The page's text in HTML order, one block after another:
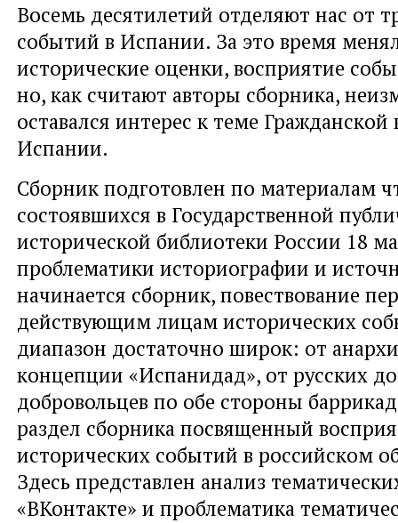
Восемь десятилетий отделяют нас от
событий в Испании. За это время
исторические оценки, восприятие
но, как считают авторы сборника,
оставался интерес к теме
Испании.
Сборник подготовлен по материалам
состоявшихся в Государственной
исторической библиотеки России 18
проблематики историографии и
начинается сборник, повествование
действующим лицам исторических
диапазон достаточно широк: от
концепции «Испанидад», от русских
добровольцев по обе стороны
раздел сборника посвященный
исторических событий в российском
Здесь представлен анализ
«ВКонтакте» и проблематика